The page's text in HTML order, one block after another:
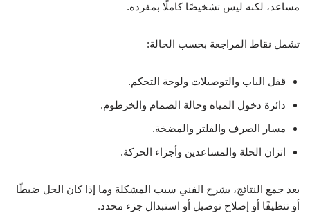
مساعد، لكنه ليس تشخيصًا كاملًا بمفرده.
تشمل نقاط المراجعة بحسب الحالة:
قفل الباب والتوصيلات ولوحة التحكم.
دائرة دخول المياه وحالة الصمام والخرطوم.
مسار الصرف والفلتر والمضخة.
اتزان الحلة والمساعدين وأجزاء الحركة.
بعد جمع النتائج، يشرح الفني سبب المشكلة وما إذا كان الحل ضبطًا
أو تنظيفًا أو إصلاح توصيل أو استبدال جزء محدد.